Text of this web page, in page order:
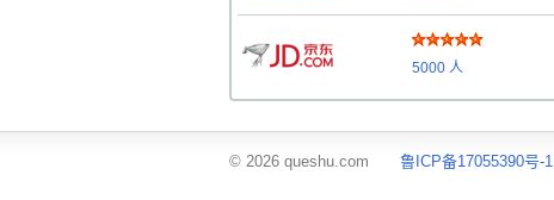
5000 人
© 2026 queshu.com 鲁ICP备17055390号-1